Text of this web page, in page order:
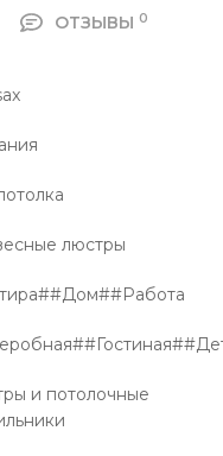
ОТЗЫВЫ 0
люстры
и потолочные